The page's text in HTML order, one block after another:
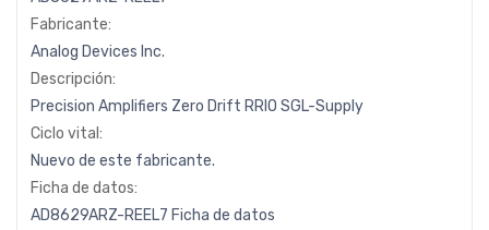
Fabricante:
Analog Devices Inc.
Descripción:
Precision Amplifiers Zero Drift RRIO SGL-Supply
Ciclo vital:
Nuevo de este fabricante.
Ficha de datos:
AD8629ARZ-REEL7 Ficha de datos